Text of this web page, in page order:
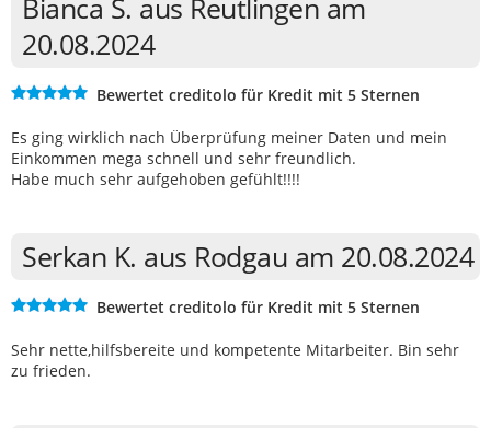
Bianca S. aus Reutlingen am
20.08.2024
Bewertet creditolo für Kredit mit 5 Sternen
Es ging wirklich nach Überprüfung meiner Daten und mein
Einkommen mega schnell und sehr freundlich.
Habe much sehr aufgehoben gefühlt!!!!
Serkan K. aus Rodgau am 20.08.2024
Bewertet creditolo für Kredit mit 5 Sternen
Sehr nette,hilfsbereite und kompetente Mitarbeiter. Bin sehr
zu frieden.